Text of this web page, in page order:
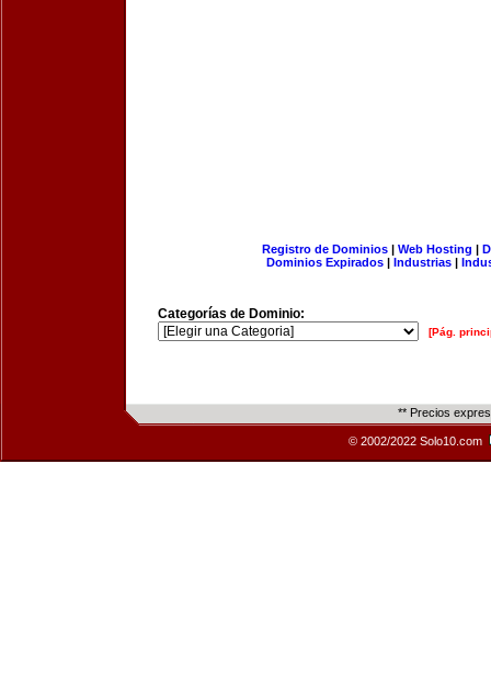
Registro de Dominios| Web Hosting |
Dominios Expirados | Industrias |
Categorías de Dominio:
[Pág.
** Precios
© 2002/2022 Solo10.com